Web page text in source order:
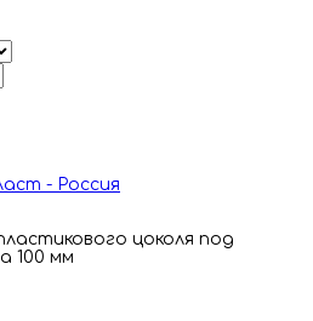
- Россия
цоколя под
100 мм